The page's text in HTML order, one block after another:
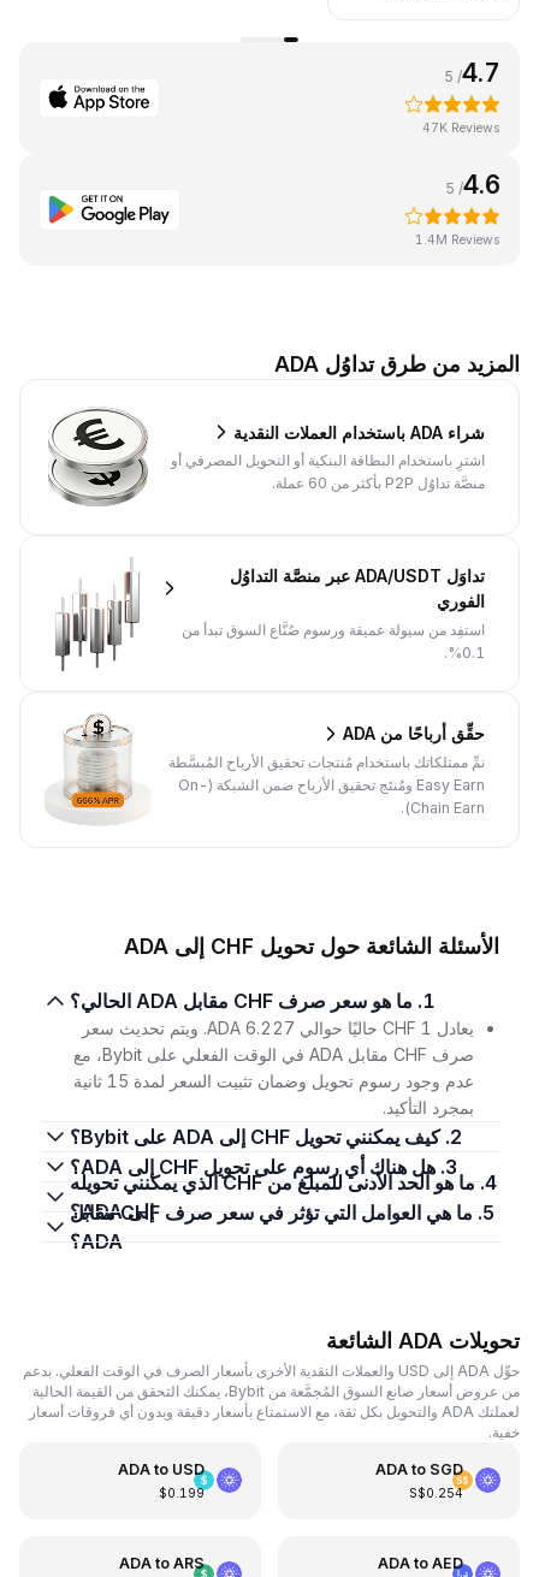
4.7
/ 5
47K Reviews
4.6
/ 5
1.4M Reviews
المزيد من طرق تداوُل ADA
شراء ADA باستخدام العملات النقدية
اشترِ باستخدام البطاقة البنكية أو التحويل المصرفي أو
منصَّة تداوُل P2P بأكثر من 60 عملة.
تداوَل ADA/USDT عبر منصَّة التداوُل
الفوري
استفِد من سيولة عميقة ورسوم صُنَّاع السوق تبدأ من
0.1%.
حقِّق أرباحًا من ADA
نمِّ ممتلكاتك باستخدام مُنتجات تحقيق الأرباح المُبسَّطة
Easy Earn ومُنتَج تحقيق الأرباح ضمن الشبكة (On-
Chain Earn).
الأسئلة الشائعة حول تحويل CHF إلى ADA
1. ما هو سعر صرف CHF مقابل ADA الحالي؟
يعادل 1 CHF حاليًا حوالي 6.227 ADA. ويتم تحديث سعر
صرف CHF مقابل ADA في الوقت الفعلي على Bybit، مع
عدم وجود رسوم تحويل وضمان تثبيت السعر لمدة 15 ثانية
بمجرد التأكيد.
2. كيف يمكنني تحويل CHF إلى ADA على Bybit؟
3. هل هناك أي رسوم على تحويل CHF إلى ADA؟
4. ما هو الحد الأدنى للمبلغ من CHF الذي يمكنني تحويله
إلى ADA؟5. ما هي العوامل التي تؤثر في سعر صرف CHF مقابل
ADA؟
تحويلات ADA الشائعة
حوِّل ADA إلى USD والعملات النقدية الأخرى بأسعار الصرف في الوقت الفعلي. بدعم
من عروض أسعار صانع السوق المُجمَّعة من Bybit، يمكنك التحقق من القيمة الحالية
لعملتك ADA والتحويل بكل ثقة، مع الاستمتاع بأسعار دقيقة وبدون أي فروقات أسعار
خفية.
ADA to SGD
S$0.254
ADA to USD
$0.199
ADA toAED
ADA toARS